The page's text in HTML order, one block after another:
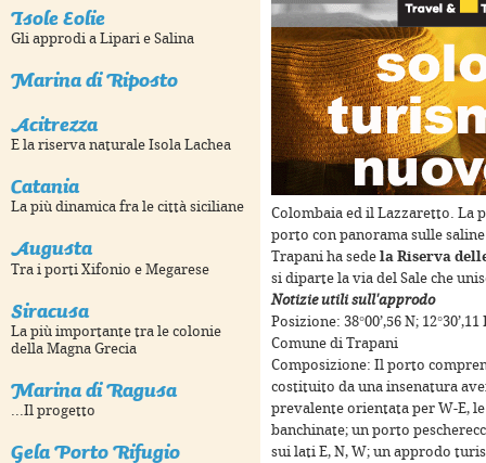
For development
Isole Eolie
Gli approdi a Lipari e Salina
Marina di Riposto
Acitrezza
E la riserva naturale Isola Lachea
Catania
La più dinamica fra le città siciliane
Augusta
Tra i porti Xifonio e Megarese
Siracusa
La più importante tra le colonie
della Magna Grecia
Marina di Ragusa
...Il progetto
Gela Porto Rifugio
Colombaia ed il Lazzaretto. La
porto con panorama sulle
Trapani ha sede la Riserva
si diparte la via del Sale che
Notizie utili sull'approdo
Posizione: 38°00’,56 N; 12°30’,11
Comune di Trapani
Composizione: Il porto
costituito da una insenatura
prevalente orientata per W-E,
banchinate; un porto
sui lati E, N, W; un approdo